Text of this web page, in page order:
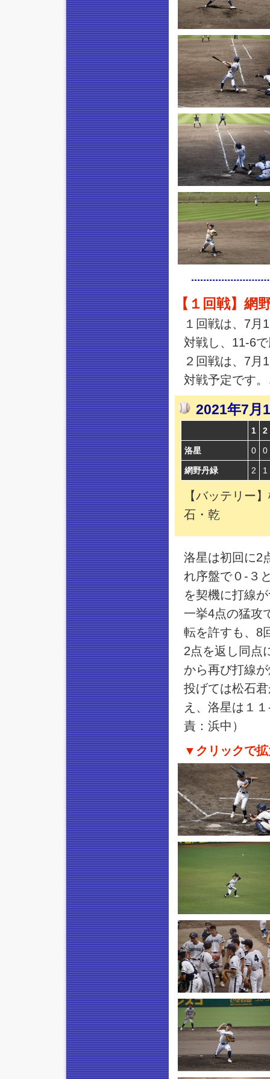
【１回戦】網
１回戦は、7月
対戦し、11-6
２回戦は、7月
対戦予定です
2021年7
1 2
洛星 0 0
網野丹緑 2 1
【バッテリー
石・乾
洛星は初回に2
れ序盤で０-３
を契機に打線
一挙4点の猛攻
転を許すも、8
2点を返し同点
から再び打線
投げては松石
え、洛星は１
責：浜中）
▼クリックで